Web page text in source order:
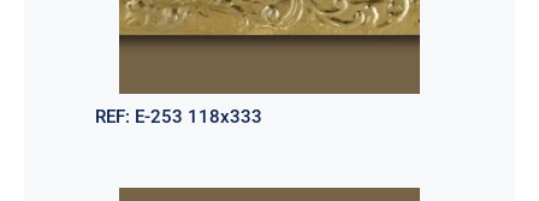
REF: E-253 118x333